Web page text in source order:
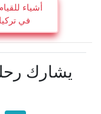
أشياء
في تركيا
يشارك